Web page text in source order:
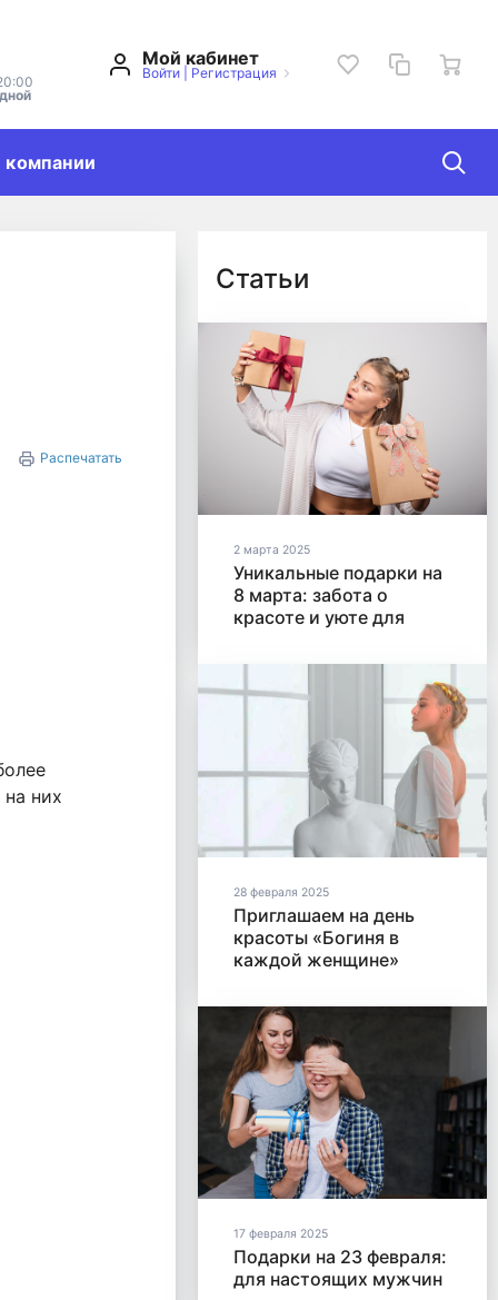
Мой кабинет
Войти| Регистрация
впечатление
Распечатать
них
Статьи
2 марта 2025
Уникальные подарки на
8 марта: забота о
красоте и уюте для
28 февраля 2025
Приглашаем на день
красоты «Богиня в
каждой женщине»
17 февраля 2025
Подарки на 23 февраля:
для настоящих мужчин